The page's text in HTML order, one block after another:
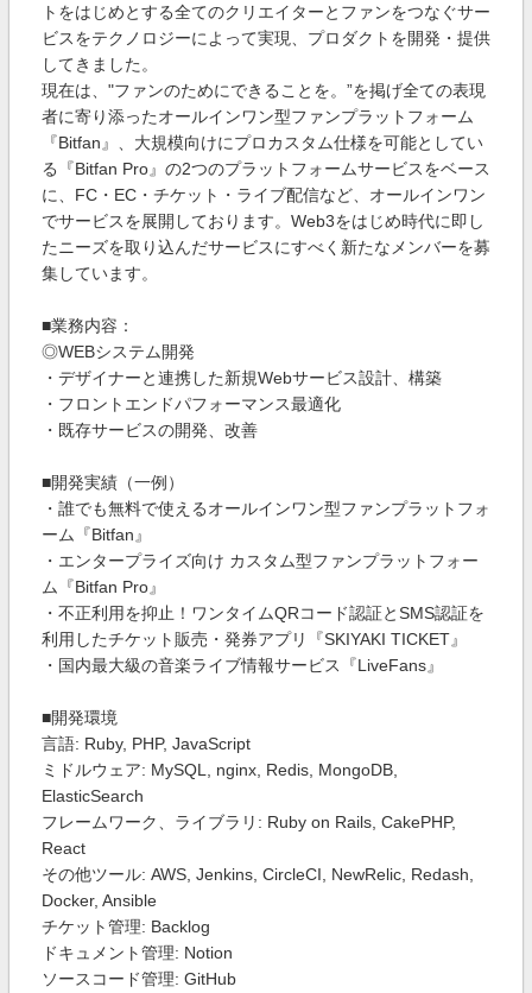
トをはじめとする全てのクリエイターとファンをつなぐサー
ビスをテクノロジーによって実現、プロダクトを開発・提供
してきました。
現在は、"ファンのためにできることを。”を掲げ全ての表現
者に寄り添ったオールインワン型ファンプラットフォーム
『Bitfan』、大規模向けにプロカスタム仕様を可能としてい
る『Bitfan Pro』の2つのプラットフォームサービスをベース
に、FC・EC・チケット・ライブ配信など、オールインワン
でサービスを展開しております。Web3をはじめ時代に即し
たニーズを取り込んだサービスにすべく新たなメンバーを募
集しています。
■業務内容：
◎WEBシステム開発
・デザイナーと連携した新規Webサービス設計、構築
・フロントエンドパフォーマンス最適化
・既存サービスの開発、改善
■開発実績（一例）
・誰でも無料で使えるオールインワン型ファンプラットフォ
ーム『Bitfan』
・エンタープライズ向け カスタム型ファンプラットフォー
ム『Bitfan Pro』
・不正利用を抑止！ワンタイムQRコード認証とSMS認証を
利用したチケット販売・発券アプリ『SKIYAKI TICKET』
・国内最大級の音楽ライブ情報サービス『LiveFans』
■開発環境
言語: Ruby, PHP, JavaScript
ミドルウェア: MySQL, nginx, Redis, MongoDB,
ElasticSearch
フレームワーク、ライブラリ: Ruby on Rails, CakePHP,
React
その他ツール: AWS, Jenkins, CircleCI, NewRelic, Redash,
Docker, Ansible
チケット管理: Backlog
ドキュメント管理: Notion
ソースコード管理: GitHub